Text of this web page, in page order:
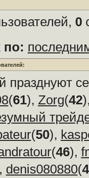
0
по:
празднуют
(61), Zorg(42
(50),
(46),
denis080880(